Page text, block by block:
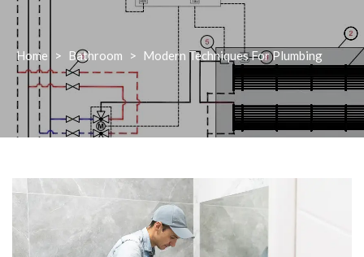
Home > Bathroom > Modern Techniques For Plumbing